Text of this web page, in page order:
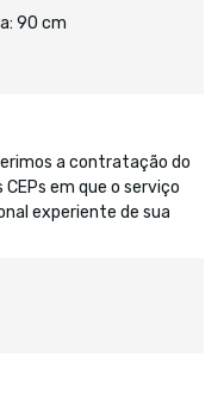
90 cm
a contratação do
em que o serviço
experiente de sua